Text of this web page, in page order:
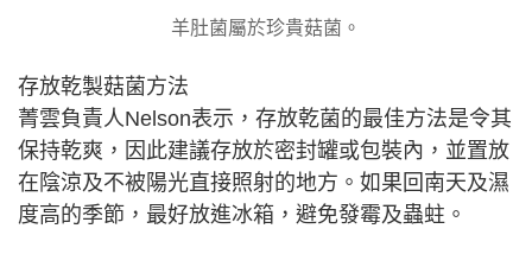
羊肚菌屬於珍貴菇菌。
存放乾製菇菌方法
菁雲負責人Nelson表示，存放乾菌的最佳方法是令其
保持乾爽，因此建議存放於密封罐或包裝內，並置放
在陰涼及不被陽光直接照射的地方。如果回南天及濕
度高的季節，最好放進冰箱，避免發霉及蟲蛀。